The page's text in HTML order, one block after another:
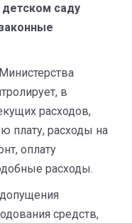
детском саду
в
расходов,
плату, расходы на
оплату
расходы.
средств,